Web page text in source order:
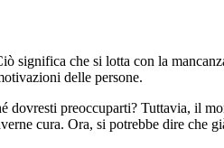
significa che si lotta con la
delle persone.
preoccuparti? Tuttavia, il
cura. Ora, si potrebbe dire che